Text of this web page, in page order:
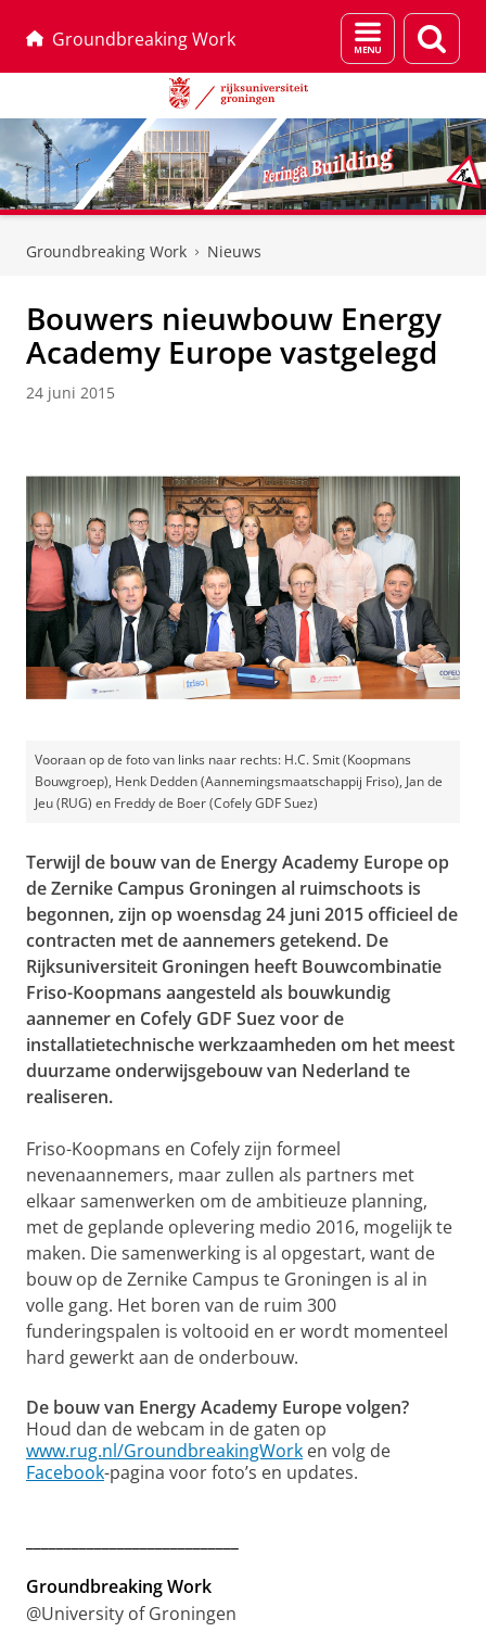
Groundbreaking Work
Menu
en
Groundbreaking Work Nieuws
Bouwers nieuwbouw Energy
Academy Europe vastgelegd
24 juni 2015
Vooraan op de foto van links naar rechts: H.C. Smit (Koopmans
Bouwgroep), Henk Dedden (Aannemingsmaatschappij Friso), Jan de
Jeu (RUG) en Freddy de Boer (Cofely GDF Suez)
Terwijl de bouw van de Energy Academy Europe op
de Zernike Campus Groningen al ruimschoots is
begonnen, zijn op woensdag 24 juni 2015 officieel de
contracten met de aannemers getekend. De
Rijksuniversiteit Groningen heeft Bouwcombinatie
Friso-Koopmans aangesteld als bouwkundig
aannemer en Cofely GDF Suez voor de
installatietechnische werkzaamheden om het meest
duurzame onderwijsgebouw van Nederland te
realiseren.
Friso-Koopmans en Cofely zijn formeel
nevenaannemers, maar zullen als partners met
elkaar samenwerken om de ambitieuze planning,
met de geplande oplevering medio 2016, mogelijk te
maken. Die samenwerking is al opgestart, want de
bouw op de Zernike Campus te Groningen is al in
volle gang. Het boren van de ruim 300
funderingspalen is voltooid en er wordt momenteel
hard gewerkt aan de onderbouw.
De bouw van Energy Academy Europe volgen?
Houd dan de webcam in de gaten op
www.rug.nl/GroundbreakingWork en volg de
Facebook-pagina voor foto’s en updates.
Groundbreaking Work
@University of Groningen